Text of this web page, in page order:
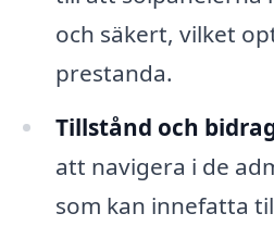
och säkert, vilket
prestanda.
Tillstånd och
att navigera i de
som kan innefatta